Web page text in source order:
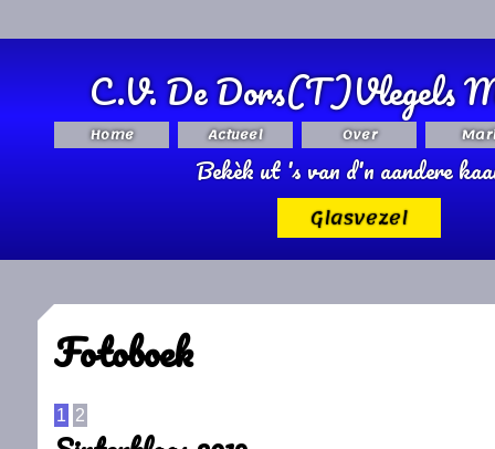
C.V. De Dors(T)Vlegels
Home Actueel Over
Bekèk ut 's van d'n aandere
Glasvezel
Fotoboek
1 2